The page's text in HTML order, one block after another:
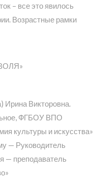
– все это явилось
Возрастные рамки
Ирина Викторовна.
ФГБОУ ВПО
культуры и искусства»
— Руководитель
— преподаватель